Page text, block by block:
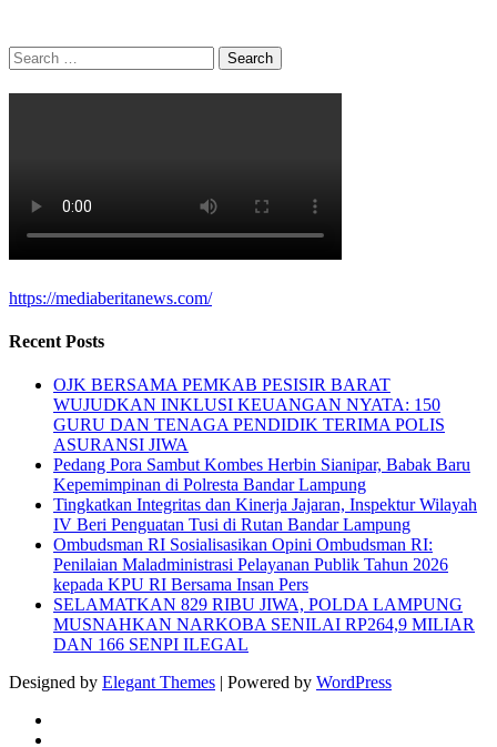
Search
for:
https://mediaberitanews.com/
Recent Posts
OJK BERSAMA PEMKAB PESISIR BARAT
WUJUDKAN INKLUSI KEUANGAN NYATA: 150
GURU DAN TENAGA PENDIDIK TERIMA POLIS
ASURANSI JIWA
Pedang Pora Sambut Kombes Herbin Sianipar, Babak Baru
Kepemimpinan di Polresta Bandar Lampung
Tingkatkan Integritas dan Kinerja Jajaran, Inspektur Wilayah
IV Beri Penguatan Tusi di Rutan Bandar Lampung
Ombudsman RI Sosialisasikan Opini Ombudsman RI:
Penilaian Maladministrasi Pelayanan Publik Tahun 2026
kepada KPU RI Bersama Insan Pers
SELAMATKAN 829 RIBU JIWA, POLDA LAMPUNG
MUSNAHKAN NARKOBA SENILAI RP264,9 MILIAR
DAN 166 SENPI ILEGAL
Designed by Elegant Themes | Powered by WordPress